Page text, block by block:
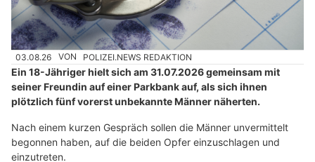
03.08.26 VON POLIZEI.NEWS REDAKTION
Ein 18-Jähriger hielt sich am 31.07.2026 gemeinsam mit
seiner Freundin auf einer Parkbank auf, als sich ihnen
plötzlich fünf vorerst unbekannte Männer näherten.
Nach einem kurzen Gespräch sollen die Männer unvermittelt
begonnen haben, auf die beiden Opfer einzuschlagen und
einzutreten.